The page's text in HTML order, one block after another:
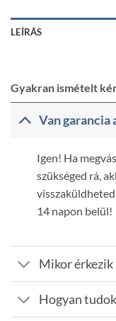
LEÍRÁS
Gyakran ismételt
Van garancia
Igen! Ha
szükséged rá,
14 napon belül!
Mikor érkezik
Hogyan